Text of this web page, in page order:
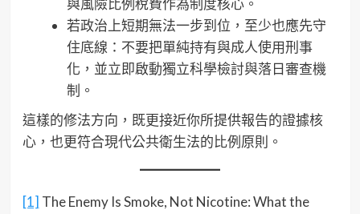
與風險比例稅費作為制度核心。
若政治上短期無法一步到位，至少也應先守
住底線：不要把單純持有與成人使用刑事
化，並立即啟動獨立科學檢討與落日審查機
制。
這樣的修法方向，既更接近你所提供報告的證據核
心，也更符合現代公共衛生法的比例原則。
[1] The Enemy Is Smoke, Not Nicotine: What the